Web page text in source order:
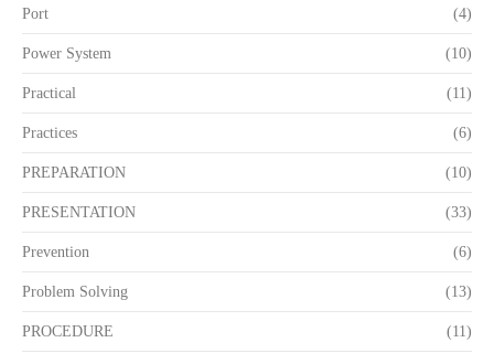
Port (4)
Power System (10)
Practical (11)
Practices (6)
PREPARATION (10)
PRESENTATION (33)
Prevention (6)
Problem Solving (13)
PROCEDURE (11)